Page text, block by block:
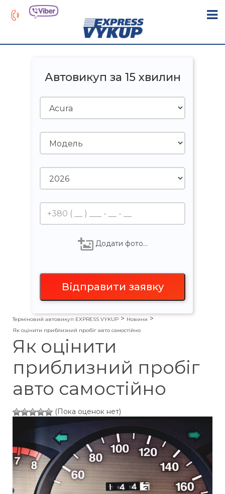
Автовикуп за 15 хвилин
Додати фото…
Терміновий автовикуп EXPRESS VYKUP > Новини >
Як оцінити приблизний пробіг авто самостійно
Як оцінити
приблизний пробіг
авто самостійно
(Пока оценок нет)